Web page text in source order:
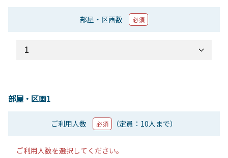
部屋・区画数 必須
部屋・区画1
ご利用人数 必須 （定員：10人まで）
ご利用人数を選択してください。